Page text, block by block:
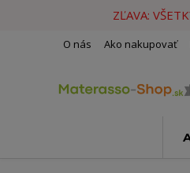
ZĽAVA:
O nás Ako nakupovať